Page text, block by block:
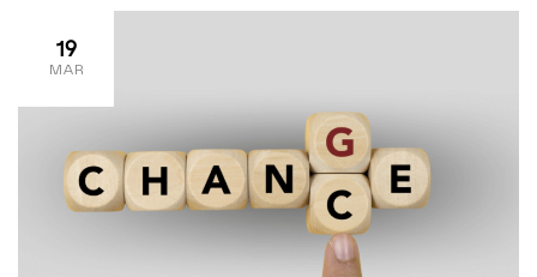
huella de carbono en el ámbito […]
19
MAR